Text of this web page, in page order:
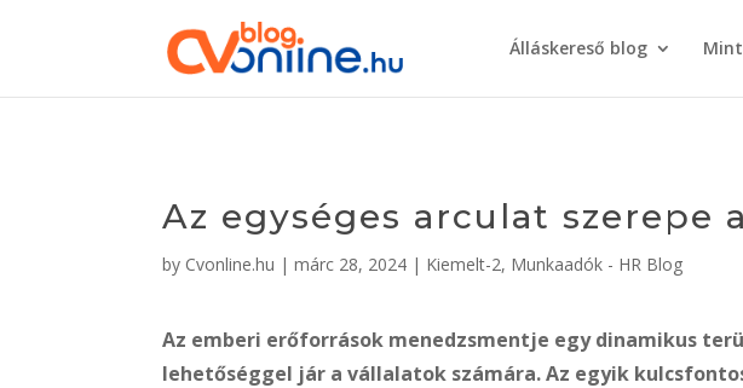
Álláskereső blog
Az egységes arculat szerepe
by Cvonline.hu |márc 28, 2024 | Kiemelt-2, Munkaadók - HR Blog
Az emberi erőforrások menedzsmentje egy dinamikus
lehetőséggel jár a vállalatok számára. Az egyik